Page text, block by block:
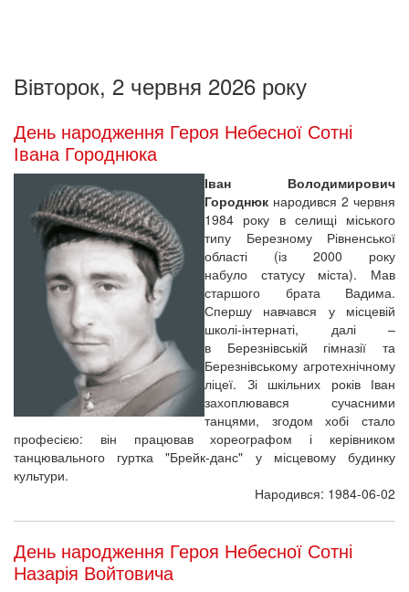
Вівторок, 2 червня 2026 року
День народження Героя Небесної Сотні
Івана Городнюка
Іван Володимирович
Городнюк народився 2 червня
1984 року в селищі міського
типу Березному Рівненської
області (із 2000 року
набуло статусу міста). Мав
старшого брата Вадима.
Спершу навчався у місцевій
школі-інтернаті, далі –
в Березнівській гімназії та
Березнівському агротехнічному
ліцеї. Зі шкільних років Іван
захоплювався сучасними
танцями, згодом хобі стало
професією: він працював хореографом і керівником
танцювального гуртка "Брейк-данс" у місцевому будинку
культури.
Народився: 1984-06-02
День народження Героя Небесної Сотні
Назарія Войтовича